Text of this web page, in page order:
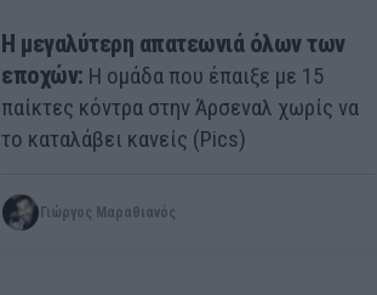
Η μεγαλύτερη απατεωνιά όλων των
εποχών: Η ομάδα που έπαιξε με 15
παίκτες κόντρα στην Άρσεναλ χωρίς να
το καταλάβει κανείς (Pics)
Γιώργος Μαραθιανός